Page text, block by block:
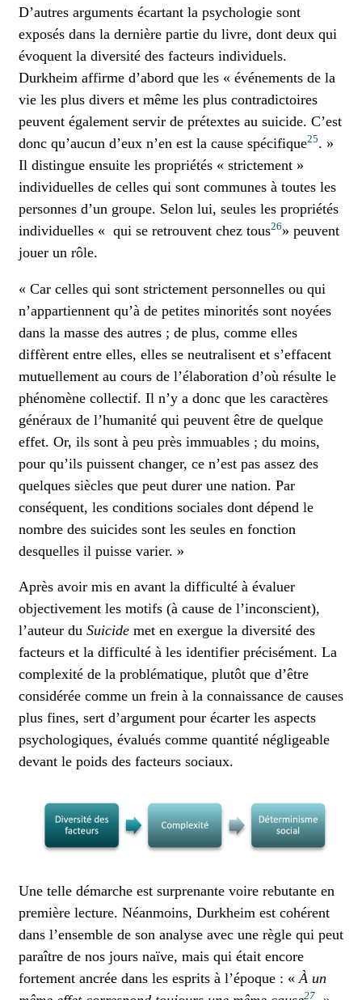
D’autres arguments écartant la psychologie sont
exposés dans la dernière partie du livre, dont deux qui
évoquent la diversité des facteurs individuels.
Durkheim affirme d’abord que les « événements de la
vie les plus divers et même les plus contradictoires
peuvent également servir de prétextes au suicide. C’est
donc qu’aucun d’eux n’en est la cause spécifique25. »
Il distingue ensuite les propriétés « strictement »
individuelles de celles qui sont communes à toutes les
personnes d’un groupe. Selon lui, seules les propriétés
individuelles « qui se retrouvent chez tous26» peuvent
jouer un rôle.
« Car celles qui sont strictement personnelles ou qui
n’appartiennent qu’à de petites minorités sont noyées
dans la masse des autres ; de plus, comme elles
diffèrent entre elles, elles se neutralisent et s’effacent
mutuellement au cours de l’élaboration d’où résulte le
phénomène collectif. Il n’y a donc que les caractères
généraux de l’humanité qui peuvent être de quelque
effet. Or, ils sont à peu près immuables ; du moins,
pour qu’ils puissent changer, ce n’est pas assez des
quelques siècles que peut durer une nation. Par
conséquent, les conditions sociales dont dépend le
nombre des suicides sont les seules en fonction
desquelles il puisse varier. »
Après avoir mis en avant la difficulté à évaluer
objectivement les motifs (à cause de l’inconscient),
l’auteur du Suicide met en exergue la diversité des
facteurs et la difficulté à les identifier précisément. La
complexité de la problématique, plutôt que d’être
considérée comme un frein à la connaissance de causes
plus fines, sert d’argument pour écarter les aspects
psychologiques, évalués comme quantité négligeable
devant le poids des facteurs sociaux.
Une telle démarche est surprenante voire rebutante en
première lecture. Néanmoins, Durkheim est cohérent
dans l’ensemble de son analyse avec une règle qui peut
paraître de nos jours naïve, mais qui était encore
fortement ancrée dans les esprits à l’époque : « À un
27